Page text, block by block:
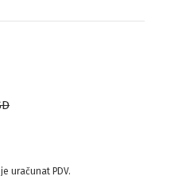
uračunat PDV.